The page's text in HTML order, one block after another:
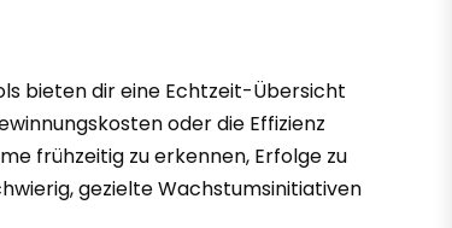
bieten dir eine Echtzeit-Übersicht
oder die Effizienz
frühzeitig zu erkennen, Erfolge zu
gezielte Wachstumsinitiativen